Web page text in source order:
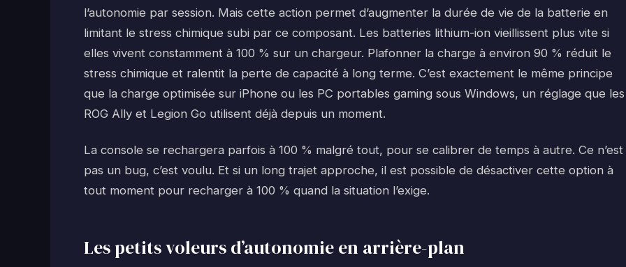
l’autonomie par session. Mais cette action permet d’augmenter la durée de vie de la batterie en
limitant le stress chimique subi par ce composant. Les batteries lithium-ion vieillissent plus vite si
elles vivent constamment à 100 % sur un chargeur. Plafonner la charge à environ 90 % réduit le
stress chimique et ralentit la perte de capacité à long terme. C’est exactement le même principe
que la charge optimisée sur iPhone ou les PC portables gaming sous Windows, un réglage que les
ROG Ally et Legion Go utilisent déjà depuis un moment.
La console se rechargera parfois à 100 % malgré tout, pour se calibrer de temps à autre. Ce n’est
pas un bug, c’est voulu. Et si un long trajet approche, il est possible de désactiver cette option à
tout moment pour recharger à 100 % quand la situation l’exige.
Les petits voleurs d’autonomie en arrière-plan